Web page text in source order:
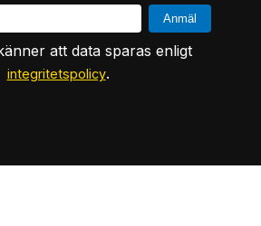
att data sparas enligt
integritetspolicy.